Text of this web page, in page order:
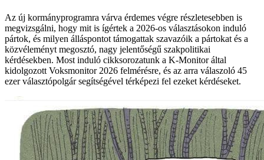
Az új kormányprogramra várva érdemes végre részletesebben is
megvizsgálni, hogy mit is ígértek a 2026-os választásokon induló
pártok, és milyen álláspontot támogattak szavazóik a pártokat és a
közvéleményt megosztó, nagy jelentőségű szakpolitikai
kérdésekben. Most induló cikksorozatunk a K-Monitor által
kidolgozott Voksmonitor 2026 felmérésre, és az arra válaszoló 45
ezer választópolgár segítségével térképezi fel ezeket kérdéseket.